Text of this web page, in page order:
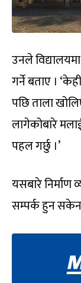
उनले
गर्ने बताए ।
पछि ताला
लागेकोबारे
पहल गर्छु ।’
यसबारे निर्माण
सम्पर्क हुन